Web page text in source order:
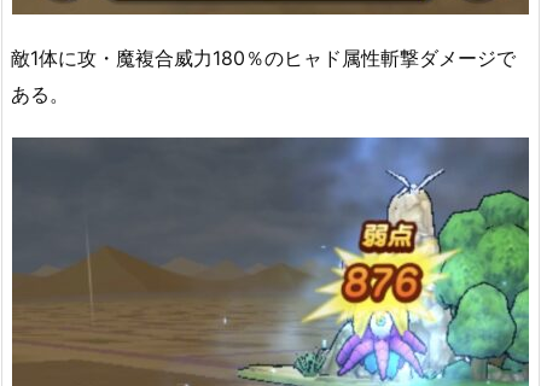
敵1体に攻・魔複合威力180％のヒャド属性斬撃ダメージで
ある。